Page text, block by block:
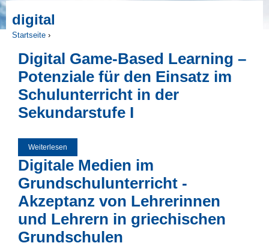
digital
Sie sind hier
Startseite ›
Digital Game-Based Learning –
Potenziale für den Einsatz im
Schulunterricht in der
Sekundarstufe I
Weiterlesen
Digitale Medien im
Grundschulunterricht -
Akzeptanz von Lehrerinnen
und Lehrern in griechischen
Grundschulen